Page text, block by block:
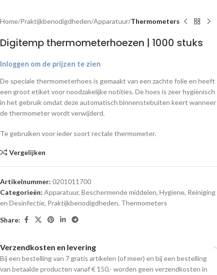
Home Praktijkbenodigdheden Apparatuur Thermometers
Digitemp thermometerhoezen | 1000 stuks
Inloggen om de prijzen te zien
De speciale thermometerhoes is gemaakt van een zachte folie en heeft
een groot etiket voor noodzakelijke notities. De hoes is zeer hygiënisch
in het gebruik omdat deze automatisch binnenstebuiten keert wanneer
de thermometer wordt verwijderd.
Te gebruiken voor ieder soort rectale thermometer.
Vergelijken
Artikelnummer: 0201011700
Categorieën: Apparatuur, Beschermende middelen, Hygiene, Reiniging
en Desinfectie, Praktijkbenodigdheden, Thermometers
Share:
Verzendkosten en levering
Bij een bestelling van 7 gratis artikelen (of meer) en bij een bestelling
van betaalde producten vanaf € 150,- worden geen verzendkosten in